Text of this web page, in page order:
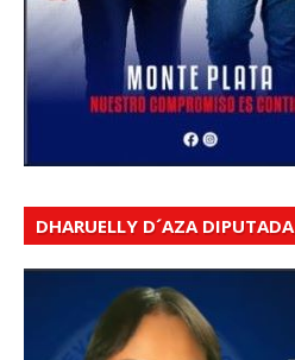
DHARUELLY D´AZA DIPUTADA